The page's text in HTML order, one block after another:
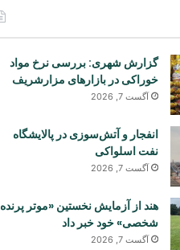
گزارش شهری: بررسی نرخ مواد
خوراکی در بازارهای مزارشریف
آگست 7, 2026
انفجار و آتش‌سوزی در پالایشگاه
نفت اسلواکی
آگست 7, 2026
هند از آزمایش نخستین «موتر پرنده
شخصی» خود خبر داد
آگست 7, 2026